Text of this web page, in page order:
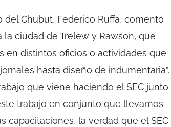
del Chubut, Federico Ruffa, comentó
ciudad de Trelew y Rawson, que
en distintos oficios o actividades que
hasta diseño de indumentaria”.
que viene haciendo el SEC junto
trabajo en conjunto que llevamos
capacitaciones, la verdad que el SEC